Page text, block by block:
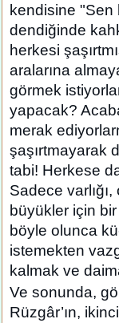
kendisine "Sen
dendiğinde
herkesi
aralarına
görmek
yapacak?
merak
şaşırtmayarak
tabi! Herkese
Sadece
büyükler için
böyle olunca
istemekten
kalmak ve
Ve sonunda,
Rüzgâr’ın,